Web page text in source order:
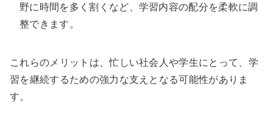
野に時間を多く割くなど、学習内容の配分を柔軟に調
整できます。
これらのメリットは、忙しい社会人や学生にとって、学
習を継続するための強力な支えとなる可能性がありま
す。